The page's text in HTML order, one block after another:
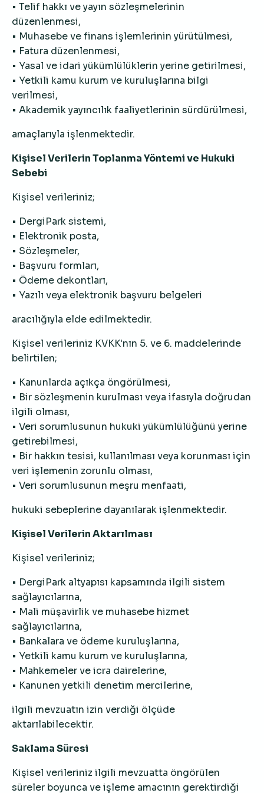
• Telif hakkı ve yayın sözleşmelerinin
düzenlenmesi,
• Muhasebe ve finans işlemlerinin yürütülmesi,
• Fatura düzenlenmesi,
• Yasal ve idari yükümlülüklerin yerine getirilmesi,
• Yetkili kamu kurum ve kuruluşlarına bilgi
verilmesi,
• Akademik yayıncılık faaliyetlerinin sürdürülmesi,
amaçlarıyla işlenmektedir.
Kişisel Verilerin Toplanma Yöntemi ve Hukuki
Sebebi
Kişisel verileriniz;
• DergiPark sistemi,
• Elektronik posta,
• Sözleşmeler,
• Başvuru formları,
• Ödeme dekontları,
• Yazılı veya elektronik başvuru belgeleri
aracılığıyla elde edilmektedir.
Kişisel verileriniz KVKK'nın 5. ve 6. maddelerinde
belirtilen;
• Kanunlarda açıkça öngörülmesi,
• Bir sözleşmenin kurulması veya ifasıyla doğrudan
ilgili olması,
• Veri sorumlusunun hukuki yükümlülüğünü yerine
getirebilmesi,
• Bir hakkın tesisi, kullanılması veya korunması için
veri işlemenin zorunlu olması,
• Veri sorumlusunun meşru menfaati,
hukuki sebeplerine dayanılarak işlenmektedir.
Kişisel Verilerin Aktarılması
Kişisel verileriniz;
• DergiPark altyapısı kapsamında ilgili sistem
sağlayıcılarına,
• Mali müşavirlik ve muhasebe hizmet
sağlayıcılarına,
• Bankalara ve ödeme kuruluşlarına,
• Yetkili kamu kurum ve kuruluşlarına,
• Mahkemeler ve icra dairelerine,
• Kanunen yetkili denetim mercilerine,
ilgili mevzuatın izin verdiği ölçüde
aktarılabilecektir.
Saklama Süresi
Kişisel verileriniz ilgili mevzuatta öngörülen
süreler boyunca ve işleme amacının gerektirdiği